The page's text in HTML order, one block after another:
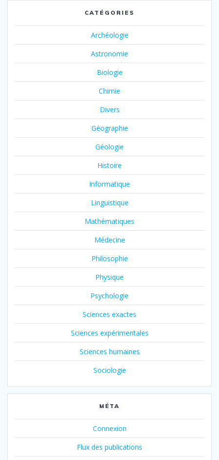
CATÉGORIES
Archéologie
Astronomie
Biologie
Chimie
Divers
Géographie
Géologie
Histoire
Informatique
Linguistique
Mathématiques
Médecine
Philosophie
Physique
Psychologie
Sciences exactes
Sciences expérimentales
Sciences humaines
Sociologie
MÉTA
Connexion
Flux des publications